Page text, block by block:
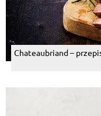
Zamiast
Chateaubriand –